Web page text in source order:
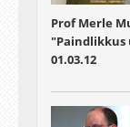
Prof Merle
"Paindlikkus
01.03.12